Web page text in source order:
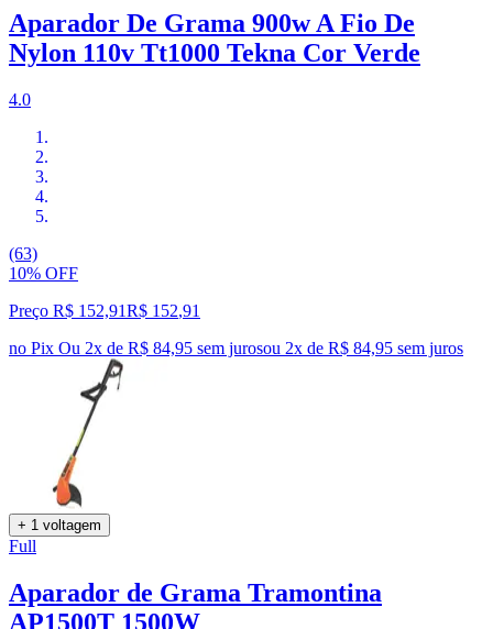
Aparador De Grama 900w A Fio De
Nylon 110v Tt1000 Tekna Cor Verde
4.0
(63)
10% OFF
Preço R$ 152,91R$ 152,91
no Pix Ou 2x de R$ 84,95 sem jurosou 2x de R$ 84,95 sem juros
+ 1 voltagem
Full
Aparador de Grama Tramontina
AP1500T 1500W